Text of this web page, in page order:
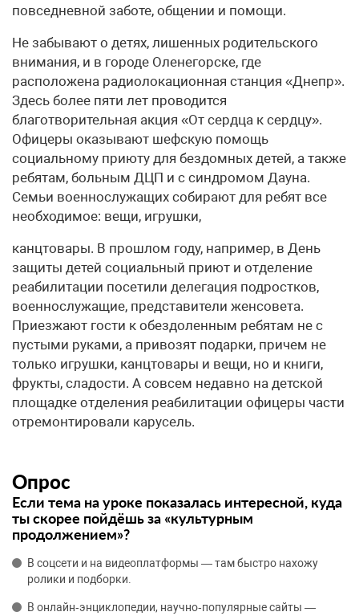
повседневной заботе, общении и помощи.
Не забывают о детях, лишенных родительского
внимания, и в городе Оленегорске, где
расположена радиолокационная станция «Днепр».
Здесь более пяти лет проводится
благотворительная акция «От сердца к сердцу».
Офицеры оказывают шефскую помощь
социальному приюту для бездомных детей, а также
ребятам, больным ДЦП и с синдромом Дауна.
Семьи военнослужащих собирают для ребят все
необходимое: вещи, игрушки,
канцтовары. В прошлом году, например, в День
защиты детей социальный приют и отделение
реабилитации посетили делегация подростков,
военнослужащие, представители женсовета.
Приезжают гости к обездоленным ребятам не с
пустыми руками, а привозят подарки, причем не
только игрушки, канцтовары и вещи, но и книги,
фрукты, сладости. А совсем недавно на детской
площадке отделения реабилитации офицеры части
отремонтировали карусель.
Опрос
Если тема на уроке показалась интересной, куда
ты скорее пойдёшь за «культурным
продолжением»?
В соцсети и на видеоплатформы — там быстро нахожу
ролики и подборки.
В онлайн‑энциклопедии, научно‑популярные сайты —